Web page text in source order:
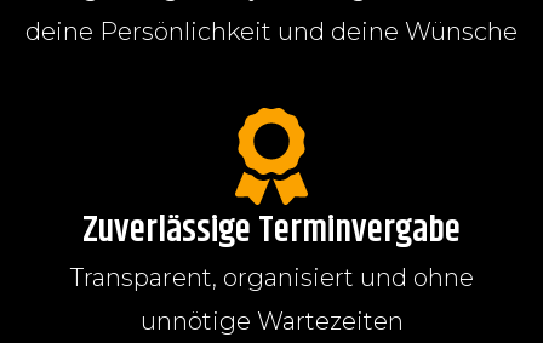
deine Persönlichkeit und deine Wünsche
Zuverlässige Terminvergabe
Transparent, organisiert und ohne
unnötige Wartezeiten